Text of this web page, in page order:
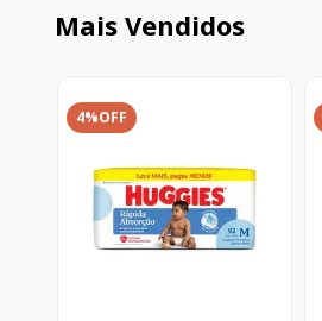
Mais Vendidos
4%OFF